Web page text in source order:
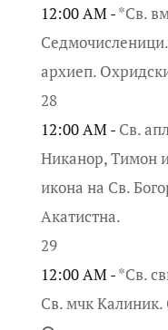
12:00 AM -*Св.
архиеп.
28
12:00 AM - Св.
Никанор, Тимон
икона на Св.
Акатистна.
29
12:00 AM -*Св.
Св. мчк